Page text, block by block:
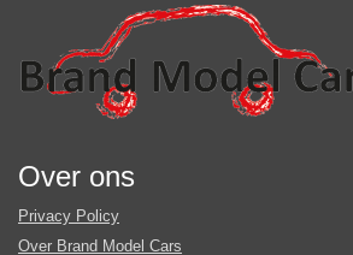
Over ons
Privacy Policy
Over Brand Model Cars